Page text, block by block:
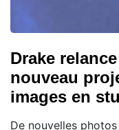
Drake
nouveau
images en
De nouvelles